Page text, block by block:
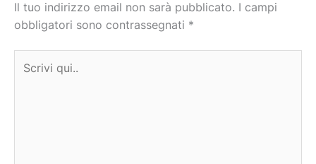
Il tuo indirizzo email non sarà pubblicato. I campi
obbligatori sono contrassegnati *
qui..